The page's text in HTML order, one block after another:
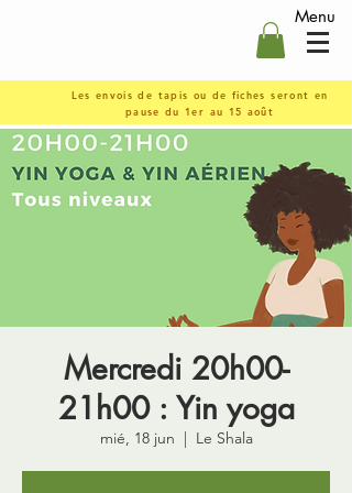
Menu
Les envois de tapis ou de fiches seront en
pause du 1er au 15 août
Mercredi 20h00-
21h00 : Yin yoga
mié, 18 jun
  |
Le Shala